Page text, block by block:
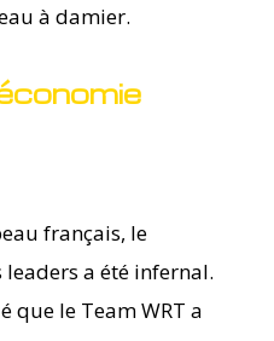
à damier.
français, le
a été infernal.
que le Team WRT a